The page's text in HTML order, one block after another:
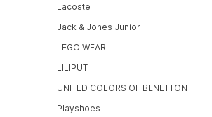
Lacoste
Jack & Jones Junior
LEGO WEAR
LILIPUT
UNITED COLORS OF BENETTON
Playshoes